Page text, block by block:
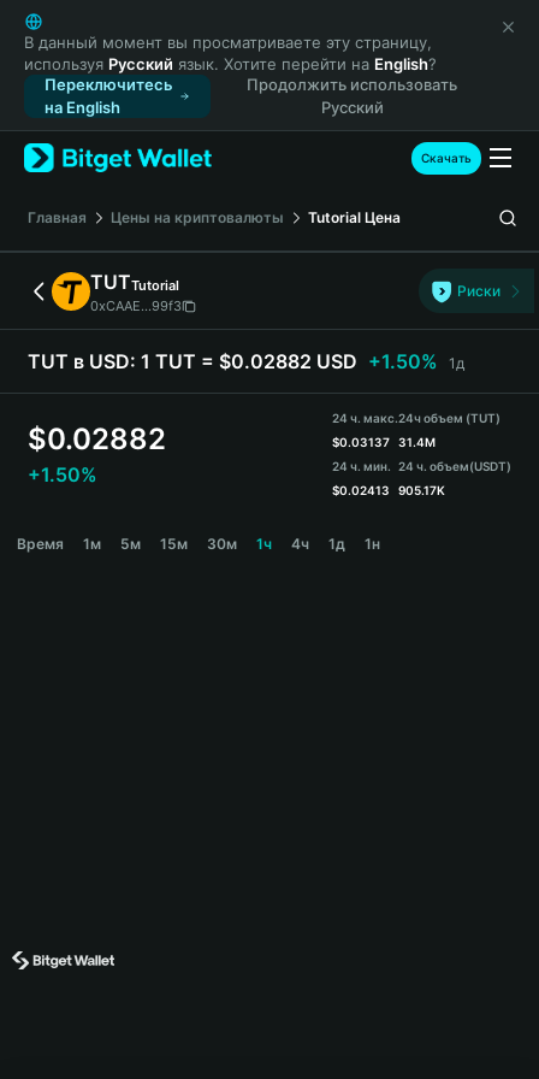
English
日本語
Tiếng Việt
Русский
Español (Latinoamérica)
Türkçe
Français
Deutsch
简体中文
繁體中文
Português (Portugal)
Bahasa Indonesia
ภาษาไทย
Español
Español (Argentina)
В данный момент вы просматриваете эту страницу,
используя Русский язык. Хотите перейти на English?
Переключитесь
на English
Продолжить использовать
Русский
Скачать
Главная Цены на криптовалюты Tutorial Цена
TUTTutorial
0xCAAE...99f3
Риски
TUT в USD: 1 TUT = $0.02882 USD +1.50% 1д
$0.02882
+1.50%
24 ч. макс.
$0.03137
24 ч. мин.
$0.02413
24ч объем (TUT)
31.4M
24 ч. объем(USDT)
905.17K
Время 1м 5м 15м 30м 1ч 4ч 1д 1н